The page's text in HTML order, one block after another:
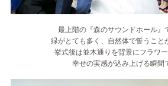
最上階の『森のサウンドホール』
緑がとても多く、自然体で誓うこと
挙式後は並木通りを背景にフラワー
幸せの実感が込み上げる瞬間